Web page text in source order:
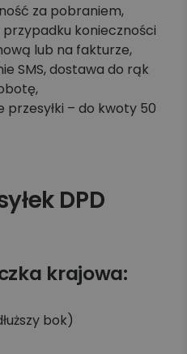
za pobraniem,
konieczności
lub na fakturze,
SMS, dostawa do rąk
– do kwoty 50
DPD
krajowa:
bok)